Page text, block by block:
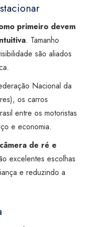
primeiro devem
. Tamanho
são aliados
Nacional da
, os carros
entre os motoristas
e economia.
de ré e
excelentes escolhas
e reduzindo a